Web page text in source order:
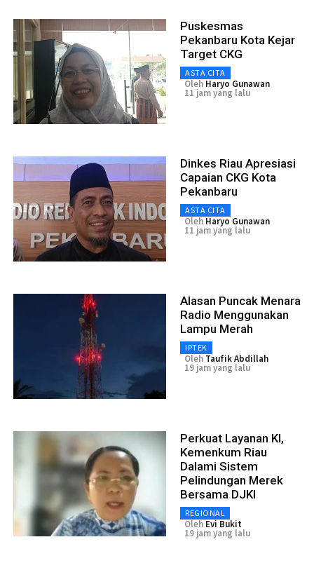
Puskesmas
Pekanbaru Kota Kejar
Target CKG
ASTA CITA
Oleh Haryo Gunawan
11 jam yang lalu
Dinkes Riau Apresiasi
Capaian CKG Kota
Pekanbaru
ASTA CITA
Oleh Haryo Gunawan
11 jam yang lalu
Alasan Puncak Menara
Radio Menggunakan
Lampu Merah
IPTEK
Oleh Taufik Abdillah
19 jam yang lalu
Perkuat Layanan KI,
Kemenkum Riau
Dalami Sistem
Pelindungan Merek
Bersama DJKI
REGIONAL
Oleh Evi Bukit
19 jam yang lalu